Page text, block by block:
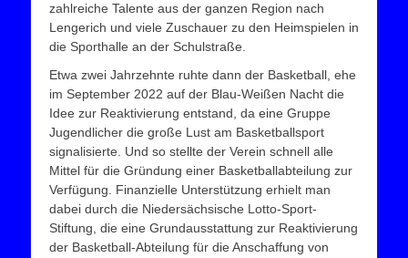
zahlreiche Talente aus der ganzen Region nach
Lengerich und viele Zuschauer zu den Heimspielen in
die Sporthalle an der Schulstraße.
Etwa zwei Jahrzehnte ruhte dann der Basketball, ehe
im September 2022 auf der Blau-Weißen Nacht die
Idee zur Reaktivierung entstand, da eine Gruppe
Jugendlicher die große Lust am Basketballsport
signalisierte. Und so stellte der Verein schnell alle
Mittel für die Gründung einer Basketballabteilung zur
Verfügung. Finanzielle Unterstützung erhielt man
dabei durch die Niedersächsische Lotto-Sport-
Stiftung, die eine Grundausstattung zur Reaktivierung
der Basketball-Abteilung für die Anschaffung von